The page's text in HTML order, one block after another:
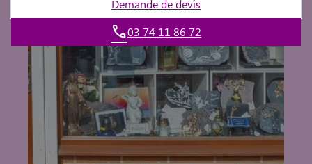
Demande de devis
03 74 11 86 72